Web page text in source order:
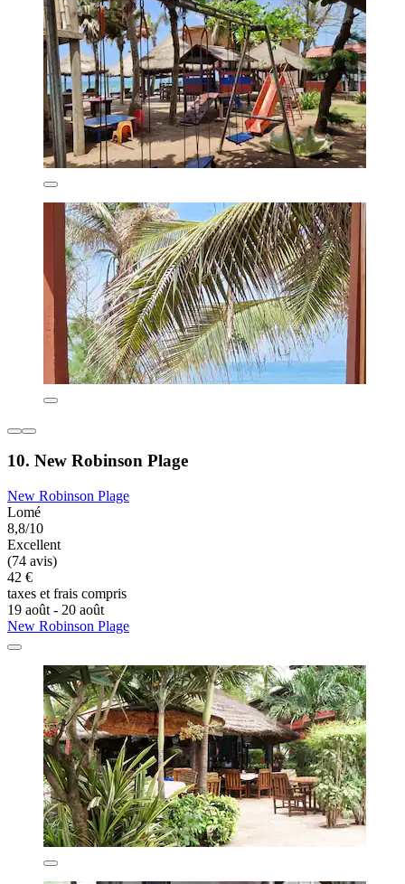
10. New Robinson Plage
New Robinson Plage
Lomé
8,8/10
Excellent
(74 avis)
42 €
taxes et frais compris
19 août - 20 août
New Robinson Plage